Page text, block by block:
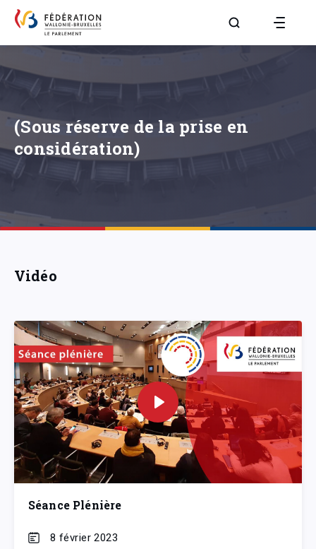
Aller à la page
(Sous réserve de la prise en
considération)
Vidéo
Séance Plénière
8 février 2023